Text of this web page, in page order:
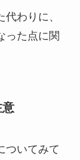
わりに、
った点に関
意
ついてみて